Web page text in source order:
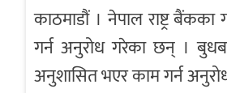
काठमाडौं । नेपाल राष्ट्र
गर्न अनुरोध गरेका छन् ।
अनुशासित भएर काम गर्न